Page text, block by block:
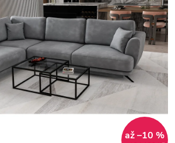
až –10 %